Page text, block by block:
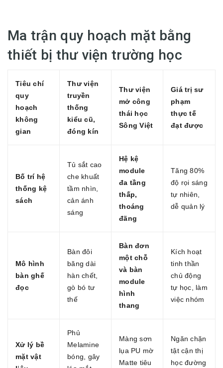
Ma trận quy hoạch mặt bằng
thiết bị thư viện trường học
Tiêu chí
quy
hoạch
không
gian
Thư viện
truyền
thống
kiểu cũ,
đóng kín
Thư viện
mở công
thái học
Sông Việt
Giá trị sư
phạm
thực tế
đạt được
Bố trí hệ
thống kệ
sách
Tủ sắt cao
che khuất
tầm nhìn,
cản ánh
sáng
Hệ kệ
module
đa tầng
thấp,
thoáng
đãng
Tăng 80%
độ rọi sáng
tự nhiên,
dễ quản lý
Mô hình
bàn ghế
đọc
Bàn đôi
băng dài
hàn chết,
gò bó tư
thế
Bàn đơn
một chỗ
và bàn
module
hình
thang
Kích hoạt
tinh thần
chủ động
tự học, làm
việc nhóm
Xử lý bề
mặt vật
Phủ
Melamine
bóng, gây
Màng sơn
lụa PU mờ
Matte tiêu
Ngăn chặn
tật cận thị
học đường